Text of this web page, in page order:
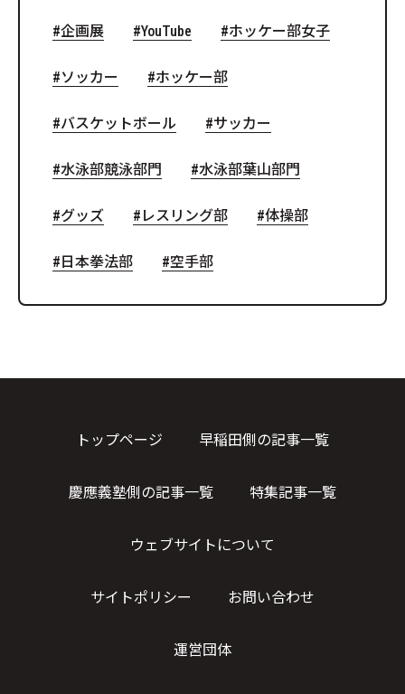
企画展 YouTube ホッケー部女子
ソッカー ホッケー部
バスケットボール サッカー
水泳部競泳部門 水泳部葉山部門
グッズ レスリング部 体操部
日本拳法部 空手部
トップページ 早稲田側の記事一覧
慶應義塾側の記事一覧 特集記事一覧
ウェブサイトについて
サイトポリシー お問い合わせ
運営団体